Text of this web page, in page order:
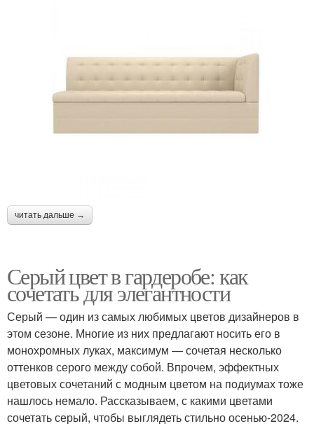
читать дальше →
Серый цвет в гардеробе: как
сочетать для элегантности
Серый — один из самых любимых цветов дизайнеров в
этом сезоне. Многие из них предлагают носить его в
монохромных луках, максимум — сочетая несколько
оттенков серого между собой. Впрочем, эффектных
цветовых сочетаний с модным цветом на подиумах тоже
нашлось немало. Рассказываем, с какими цветами
сочетать серый, чтобы выглядеть стильно осенью-2024.